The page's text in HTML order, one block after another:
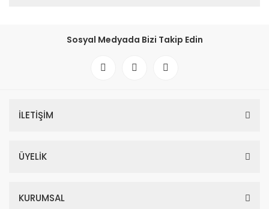
Sosyal Medyada Bizi Takip Edin
İLETİŞİM
ÜYELİK
KURUMSAL